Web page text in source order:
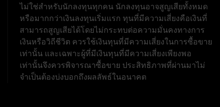
ไม่ใช่สำหรับนักลงทุนทุกคน นักลงทุนอาจสูญเสียทั้งหมด
หรือมากกว่าเงินลงทุนเริ่มแรก ทุนที่มีความเสี่ยงคือเงินที่
สามารถสูญเสียได้โดยไม่กระทบต่อความมั่นคงทางการ
เงินหรือวิถีชีวิต ควรใช้เงินทุนที่มีความเสี่ยงในการซื้อขาย
เท่านั้น และเฉพาะผู้ที่มีเงินทุนที่มีความเสี่ยงเพียงพอ
เท่านั้นจึงควรพิจารณาซื้อขาย ประสิทธิภาพที่ผ่านมาไม่
จำเป็นต้องบ่งบอกถึงผลลัพธ์ในอนาคต